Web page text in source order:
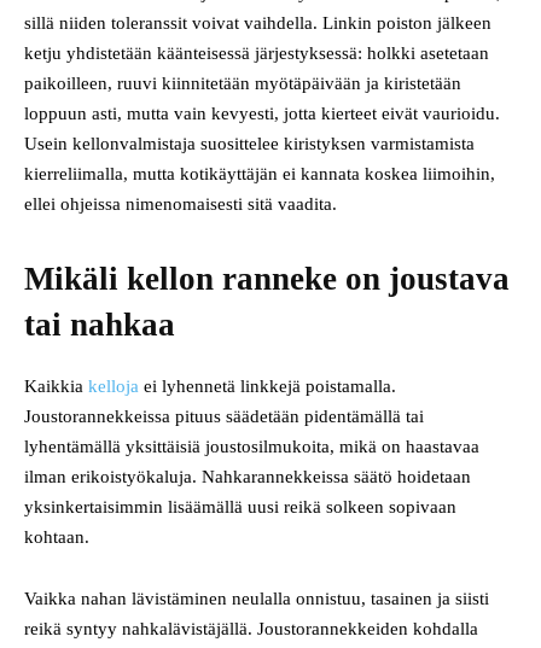
sillä niiden toleranssit voivat vaihdella. Linkin poiston jälkeen
ketju yhdistetään käänteisessä järjestyksessä: holkki asetetaan
paikoilleen, ruuvi kiinnitetään myötäpäivään ja kiristetään
loppuun asti, mutta vain kevyesti, jotta kierteet eivät vaurioidu.
Usein kellonvalmistaja suosittelee kiristyksen varmistamista
kierreliimalla, mutta kotikäyttäjän ei kannata koskea liimoihin,
ellei ohjeissa nimenomaisesti sitä vaadita.
Mikäli kellon ranneke on joustava
tai nahkaa
Kaikkia kelloja ei lyhennetä linkkejä poistamalla.
Joustorannekkeissa pituus säädetään pidentämällä tai
lyhentämällä yksittäisiä joustosilmukoita, mikä on haastavaa
ilman erikoistyökaluja. Nahkarannekkeissa säätö hoidetaan
yksinkertaisimmin lisäämällä uusi reikä solkeen sopivaan
kohtaan.
Vaikka nahan lävistäminen neulalla onnistuu, tasainen ja siisti
reikä syntyy nahkalävistäjällä. Joustorannekkeiden kohdalla